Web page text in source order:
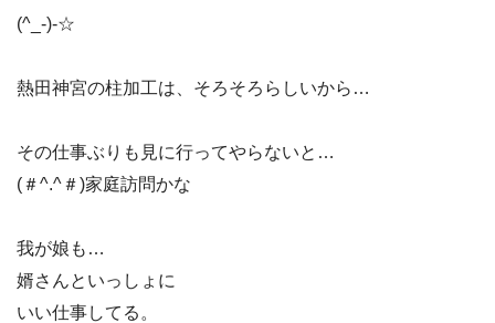
(^_-)-☆
熱田神宮の柱加工は、そろそろらしいから…
その仕事ぶりも見に行ってやらないと…
(＃^.^＃)家庭訪問かな
我が娘も…
婿さんといっしょに
いい仕事してる。